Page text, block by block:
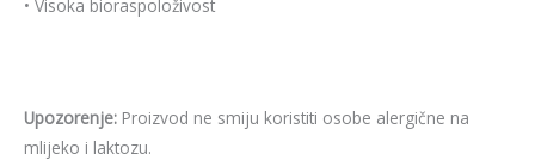
• Visoka bioraspoloživost
Upozorenje: Proizvod ne smiju koristiti osobe alergične na
mlijeko i laktozu.